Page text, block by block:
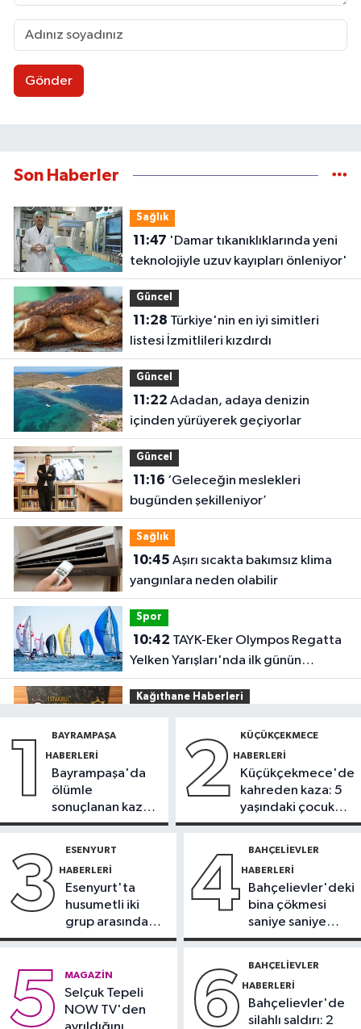
Gönder
Son Haberler
Sağlık
11:47
teknolojiyle uzuv kayıpları önleniyor'
Güncel
11:28
listesi İzmitlileri kızdırdı
Güncel
11:22
içinden yürüyerek geçiyorlar
Güncel
11:16
bugünden şekilleniyor’
Sağlık
10:45
yangınlara neden olabilir
Spor
10:42
Yelken Yarışları'nda ilk günün
sonuçları belli oldu
Kağıthane Haberleri
operasyonu
Sağlık
'bağımlılık yapmayan telefon'
İstanbul Haberleri
ve ağlara takılan karabatağı itfaiye
kurtardı
100 katını ağırlıyor
1 BAYRAMPAŞA
HABERLERI
Bayrampaşa'da
ölümle
sonuçlanan kaza:
Sürücü
2 KÜÇÜKÇEKMECE
HABERLERI
Küçükçekmece'de
kahreden kaza: 5
yaşındaki çocuk
yoğun bakımda
3 ESENYURT
HABERLERI
Esenyurt'ta
husumetli iki
grup arasında
silahlı kavga
4 BAHÇELIEVLER
HABERLERI
Bahçelievler'deki
bina çökmesi
saniye saniye
görüntülendi
5 MAGAZIN
Selçuk Tepeli
NOW TV'den
6 BAHÇELIEVLER
HABERLERI
Bahçelievler'de
silahlı saldırı: 2